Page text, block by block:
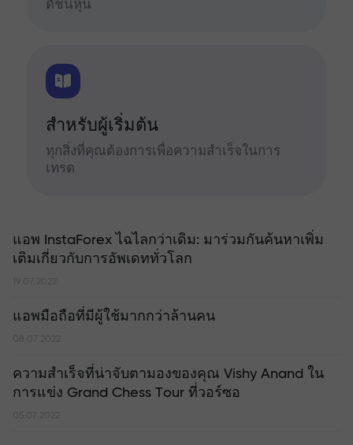
ดัชนีหุ้น
สำหรับผู้เริ่มต้น
ทุกสิ่งที่คุณต้องการเพื่อความสำเร็จในการ
เทรด
แอพ InstaForex ไฉไลกว่าเดิม: มาร่วมกันค้นหาเพิ่ม
เติมเกี่ยวกับการอัพเดททั่วโลก
19.07.2022
แอพมือถือที่มีผู้ใช้มากกว่าล้านคน
08.07.2022
ความสำเร็จที่น่าจับตามองของคุณ Vishy Anand ใน
การแข่ง Grand Chess Tour ที่วอร์ซอ